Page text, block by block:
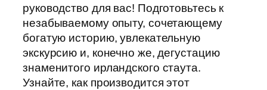
руководство для вас! Подготовьтесь к
незабываемому опыту, сочетающему
богатую историю, увлекательную
экскурсию и, конечно же, дегустацию
знаменитого ирландского стаута.
Узнайте, как производится этот